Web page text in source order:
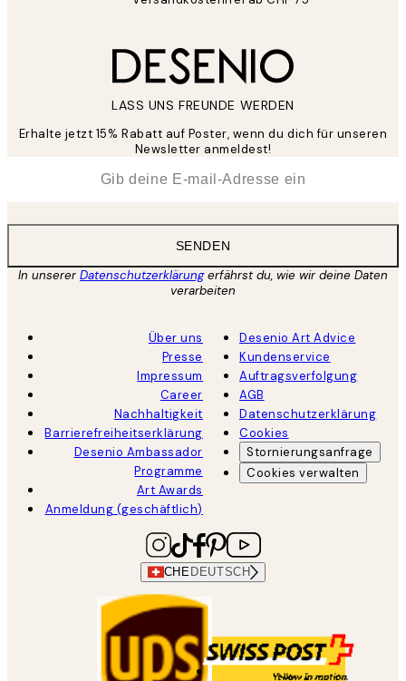
LASS UNS FREUNDE WERDEN
Erhalte jetzt 15% Rabatt auf Poster, wenn du dich für unseren
Newsletter anmeldest!
SENDEN
In unsererDatenschutzerklärungerfährst du, wie wir deine Daten
verarbeiten
Über uns
Presse
Impressum
Career
Nachhaltigkeit
Barrierefreiheitserklärung
Desenio Ambassador
Programme
Art Awards
Anmeldung (geschäftlich)
Desenio Art Advice
Kundenservice
Auftragsverfolgung
AGB
Datenschutzerklärung
Cookies
Stornierungsanfrage
Cookies verwalten
CHE DEUTSCH